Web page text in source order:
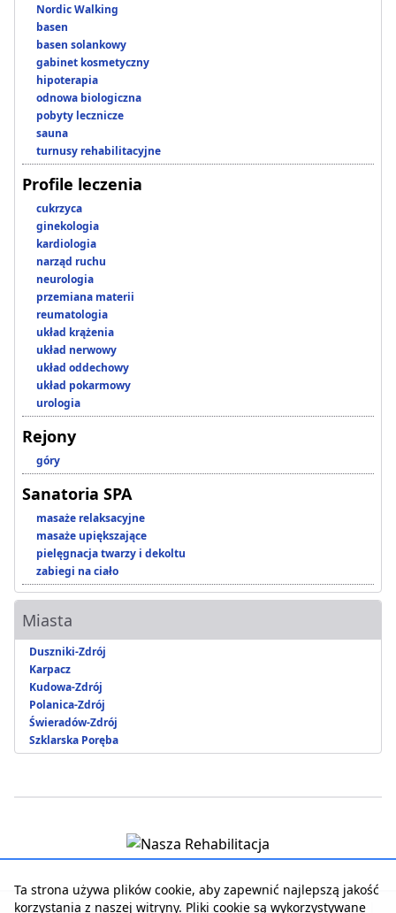
Nordic Walking
basen
basen solankowy
gabinet kosmetyczny
hipoterapia
odnowa biologiczna
pobyty lecznicze
sauna
turnusy rehabilitacyjne
Profile leczenia
cukrzyca
ginekologia
kardiologia
narząd ruchu
neurologia
przemiana materii
reumatologia
układ krążenia
układ nerwowy
układ oddechowy
układ pokarmowy
urologia
Rejony
góry
Sanatoria SPA
masaże relaksacyjne
masaże upiększające
pielęgnacja twarzy i dekoltu
zabiegi na ciało
Miasta
Duszniki-Zdrój
Karpacz
Kudowa-Zdrój
Polanica-Zdrój
Świeradów-Zdrój
Szklarska Poręba
Strona główna | Kontakt z serwisem | Reklama w serwisie
Ta strona używa plików cookie, aby zapewnić najlepszą jakość
korzystania z naszej witryny. Pliki cookie są wykorzystywane